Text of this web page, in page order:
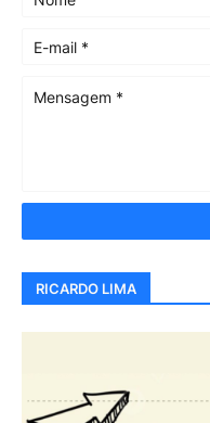
RICARDO LIMA